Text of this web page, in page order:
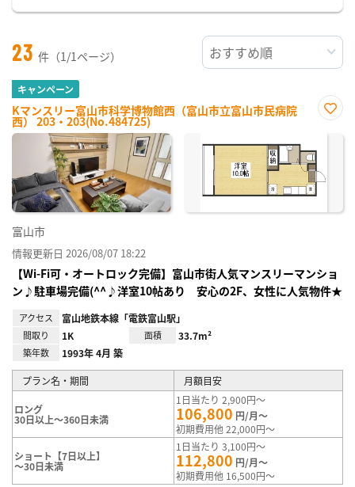
23 件（1/1ページ）
キャンペーン
Kマンスリー富山市科学博物館西（富山市立富山市民病院
西） 203・203(No.484725)
に入
富山市
情報更新日 2026/08/07 18:22
【Wi-Fi可・オートロック完備】富山市街人気マンスリーマンショ
ン♪駐車場完備(^^♪洋室10帖あり 安心の2F、女性に人気物件★
アクセス 富山地鉄本線「電鉄富山駅」
間取り 1K 面積 33.7m²
築年数 1993年 4月 築
プラン名・期間 月額目安
ロング
30日以上～360日未満
1日当たり 2,900円～
106,800 円/月～
初期費用他 22,000円～
ショート【7日以上】
～30日未満
1日当たり 3,100円～
112,800 円/月～
初期費用他 16,500円～